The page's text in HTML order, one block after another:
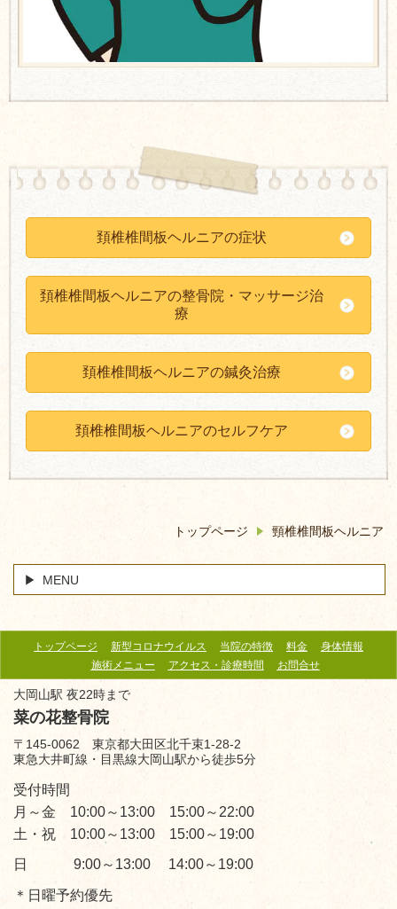
頚椎椎間板ヘルニアの症状
頚椎椎間板ヘルニアの整骨院・マッサージ治
療
頚椎椎間板ヘルニアの鍼灸治療
頚椎椎間板ヘルニアのセルフケア
トップページ 頸椎椎間板ヘルニア
MENU
トップページ 新型コロナウイルス 当院の特徴 料金
身体情報
施術メニュー
アクセス・診療時間 お問合せ
大岡山駅 夜22時まで
菜の花整骨院
〒145-0062 東京都大田区北千束1-28-2
東急大井町線・目黒線大岡山駅から徒歩5分
受付時間
月～金 10:00～13:00 15:00～22:00
土・祝 10:00～13:00 15:00～19:00
日 9:00～13:00 14:00～19:00
＊日曜予約優先